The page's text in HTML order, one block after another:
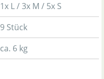
1x L / 3x M / 5x S
9 Stück
ca. 6 kg